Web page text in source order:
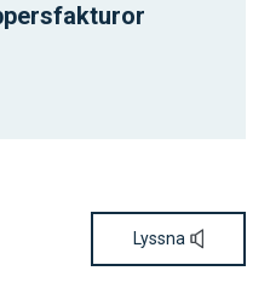
Lyssna